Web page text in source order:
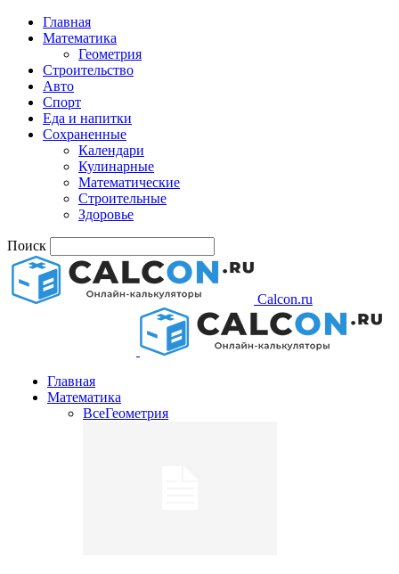
Главная
Математика
Геометрия
Строительство
Авто
Спорт
Еда и напитки
Сохраненные
Календари
Кулинарные
Математические
Строительные
Здоровье
Поиск
Calcon.ru
Главная
Математика
ВсеГеометрия